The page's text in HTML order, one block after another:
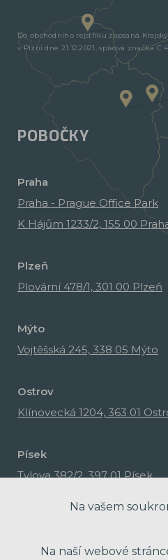
Do obchodního rejstříku zapsaná
v Plzni dne 21.12.2021, spisová značka C
POBOČKY
Praha
Praha - Prague Office Park
K Hájům 1233/2, 155 00
Plzeň
Plovární 478/1, 301 00 Plzeň
Mýto
Vojtěšská 245, 338 05 Mýto
Ostrov
Klínovecká 1204, 363 01
Písek
Tylova 382/2, 397 01 Písek
Na vašem
Na naší webové